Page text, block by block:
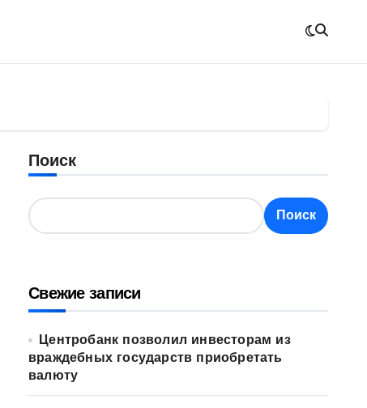
Поиск
Поиск
Свежие записи
Центробанк позволил инвесторам из
враждебных государств приобретать
валюту